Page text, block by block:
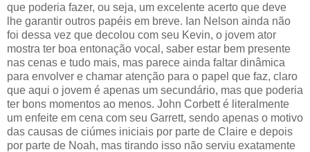
que poderia fazer, ou seja, um excelente acerto que deve
lhe garantir outros papéis em breve. Ian Nelson ainda não
foi dessa vez que decolou com seu Kevin, o jovem ator
mostra ter boa entonação vocal, saber estar bem presente
nas cenas e tudo mais, mas parece ainda faltar dinâmica
para envolver e chamar atenção para o papel que faz, claro
que aqui o jovem é apenas um secundário, mas que poderia
ter bons momentos ao menos. John Corbett é literalmente
um enfeite em cena com seu Garrett, sendo apenas o motivo
das causas de ciúmes iniciais por parte de Claire e depois
por parte de Noah, mas tirando isso não serviu exatamente